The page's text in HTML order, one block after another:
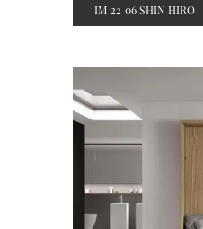
IM 22 06 SHIN HIRO